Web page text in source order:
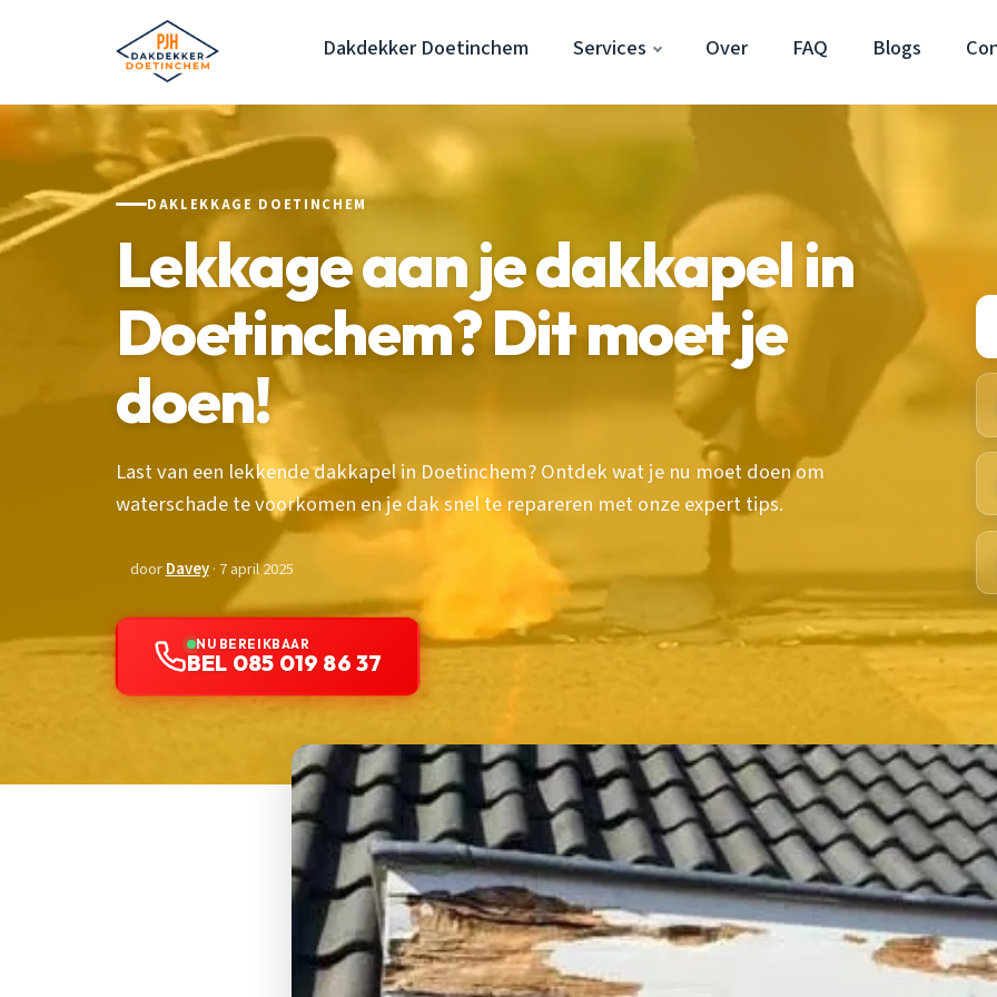
Dakdekker Doetinchem Services Over FAQ Blogs
DAKLEKKAGE DOETINCHEM
Lekkage aan je dakkapel in
Doetinchem? Dit moet je
doen!
Last van een lekkende dakkapel in Doetinchem? Ontdek wat je nu moet doen om
waterschade te voorkomen en je dak snel te repareren met onze expert tips.
doorDavey· 7 april 2025
NU BEREIKBAAR
BEL 085 019 86 37